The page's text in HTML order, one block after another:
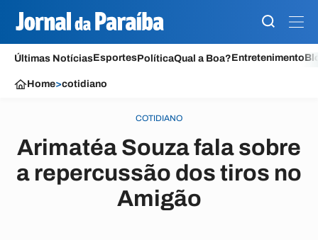
Últimas NotíciasEsportesPolíticaQual a Boa?Entretenimento
Home>cotidiano
COTIDIANO
Arimatéa Souza fala sobre
a repercussão dos tiros no
Amigão